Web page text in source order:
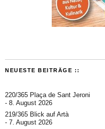
NEUESTE BEITRÄGE ::
220/365 Plaça de Sant Jeroni
8. August 2026
219/365 Blick auf Artà
7. August 2026